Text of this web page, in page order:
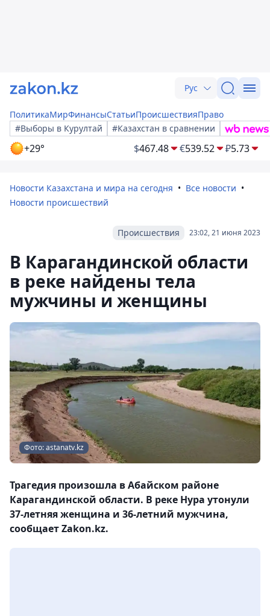
Рус
ПолитикаМирФинансыСтатьиПроисшествияПраво
#Выборы в Курултай
#Казахстан в сравнении
+29° $467.48 €539.52 ₽5.73
Новости Казахстана и мира на сегодня
Все новости
Новости происшествий
23:02, 21 июня 2023
Происшествия
В Карагандинской области
в реке найдены тела
мужчины и женщины
Фото: astanatv.kz
Трагедия произошла в Абайском районе
Карагандинской области. В реке Нура утонули
37-летняя женщина и 36-летний мужчина,
сообщает Zakon.kz.